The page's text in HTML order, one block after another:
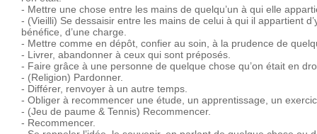
- Mettre une chose entre les mains de quelqu’un à qui elle
- (Vieilli) Se dessaisir entre les mains de celui à qui il appartient
bénéfice, d’une charge.
- Mettre comme en dépôt, confier au soin, à la prudence de
- Livrer, abandonner à ceux qui sont préposés.
- Faire grâce à une personne de quelque chose qu’on était en
- (Religion) Pardonner.
- Différer, renvoyer à un autre temps.
- Obliger à recommencer une étude, un apprentissage, un
- (Jeu de paume & Tennis) Recommencer.
- Recommencer.